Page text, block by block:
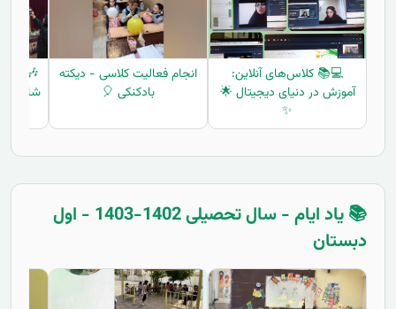
💻📚 کلاس‌های آنلاین:
آموزش در دنیای دیجیتال 🌟
✨
انجام فعالیت کلاسی - دیکته
بادکنکی 🎈
شادی و
📚 یاد ایام - سال تحصیلی 1402-1403 - اول
دبستان